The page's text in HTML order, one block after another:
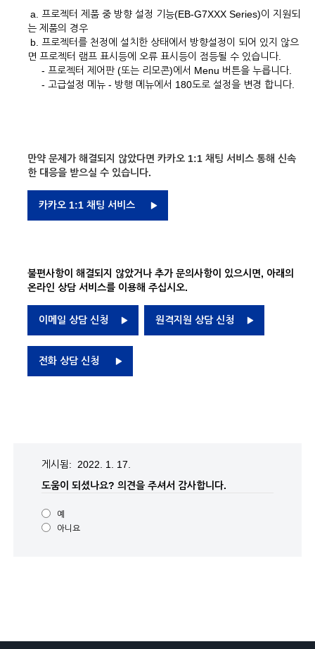
a. 프로젝터 제품 중 방향 설정 기능(EB-G7XXX Series)이 지원되
는 제품의 경우
b. 프로젝터를 천정에 설치한 상태에서 방향설정이 되어 있지 않으
면 프로젝터 램프 표시등에 오류 표시등이 점등될 수 있습니다.
- 프로젝터 제어판 (또는 리모콘)에서 Menu 버튼을 누릅니다.
- 고급설정 메뉴 - 방행 메뉴에서 180도로 설정을 변경 합니다.
만약 문제가 해결되지 않았다면 카카오 1:1 채팅 서비스 통해 신속
한 대응을 받으실 수 있습니다.
카카오 1:1 채팅 서비스
불편사항이 해결되지 않았거나 추가 문의사항이 있으시면, 아래의
온라인 상담 서비스를 이용해 주십시오.
이메일 상담 신청 원격지원 상담 신청
전화 상담 신청
게시됨: 2022. 1. 17.
도움이 되셨나요? 의견을 주셔서 감사합니다.
예
아니요